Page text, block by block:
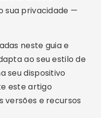
no blog
aplicativos e o